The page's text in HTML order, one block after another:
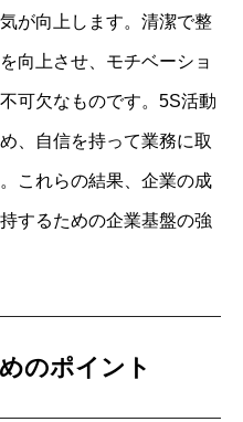
が向上します。清潔で整
向上させ、モチベーショ
可欠なものです。5S活動
、自信を持って業務に取
これらの結果、企業の成
するための企業基盤の強
のポイント